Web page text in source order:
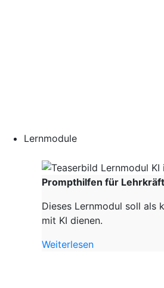
Lernmodule
Prompthilfen für
Dieses Lernmodul soll als
mit KI dienen.
Weiterlesen